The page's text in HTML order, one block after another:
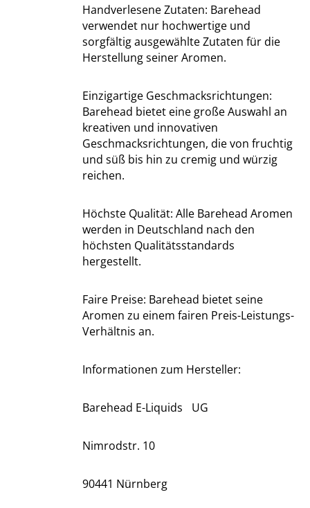
Handverlesene Zutaten: Barehead
verwendet nur hochwertige und
sorgfältig ausgewählte Zutaten für die
Herstellung seiner Aromen.
Einzigartige Geschmacksrichtungen:
Barehead bietet eine große Auswahl an
kreativen und innovativen
Geschmacksrichtungen, die von fruchtig
und süß bis hin zu cremig und würzig
reichen.
Höchste Qualität: Alle Barehead Aromen
werden in Deutschland nach den
höchsten Qualitätsstandards
hergestellt.
Faire Preise: Barehead bietet seine
Aromen zu einem fairen Preis-Leistungs-
Verhältnis an.
Informationen zum Hersteller:
Barehead E-Liquids UG
Nimrodstr. 10
90441 Nürnberg